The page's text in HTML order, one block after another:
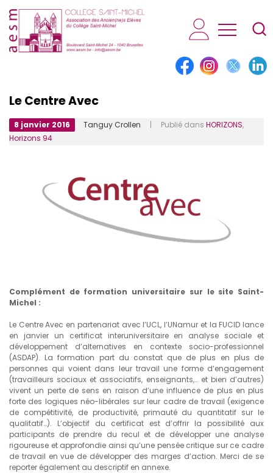
AESM...
Le Centre Avec
8 janvier 2016 Tanguy Crollen | Publié dans HORIZONS,
Horizons 94
Complément de formation universitaire sur le site Saint-
Michel :
Le Centre Avec en partenariat avec l’UCL, l’UNamur et la FUCID lance
en janvier un certificat interuniversitaire en analyse sociale et
développement d’alternatives en contexte socio-professionnel
(ASDAP). La formation part du constat que de plus en plus de
personnes qui voient dans leur travail une forme d’engagement
(travailleurs sociaux et associatifs, enseignants,… et bien d’autres)
vivent un perte de sens en raison d’une influence de plus en plus
forte des logiques néo-libérales sur leur cadre de travail (exigence
de compétitivité, de productivité, primauté du quantitatif sur le
qualitatif…). L’objectif du certificat est d’offrir la possibilité aux
participants de prendre du recul et de développer une analyse
rigoureuse et approfondie ainsi qu’une pensée critique sur ce cadre
de travail en vue de développer des marges d’action. Merci de se
reporter également au descriptif en annexe.